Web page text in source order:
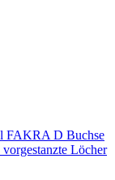
FAKRA D Buchse
Löcher